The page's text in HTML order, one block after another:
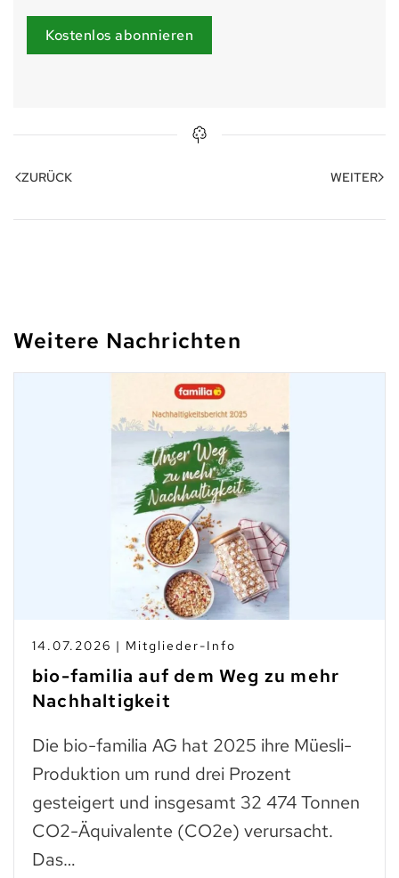
Kostenlos abonnieren
ZURÜCK WEITER
Weitere Nachrichten
14.07.2026 | Mitglieder-Info
bio-familia auf dem Weg zu mehr
Nachhaltigkeit
Die bio-familia AG hat 2025 ihre Müesli-
Produktion um rund drei Prozent
gesteigert und insgesamt 32 474 Tonnen
CO2-Äquivalente (CO2e) verursacht.
Das…